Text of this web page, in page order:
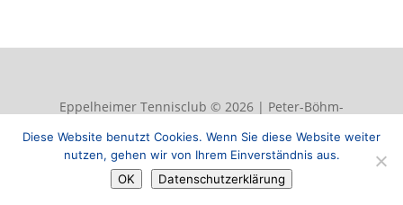
Eppelheimer Tennisclub © 2026 | Peter-Böhm-
eppelheim.de |
Datenschutzerklärung| Impressum
Diese Website benutzt Cookies. Wenn Sie diese Website weiter
nutzen, gehen wir von Ihrem Einverständnis aus.
OK
Datenschutzerklärung